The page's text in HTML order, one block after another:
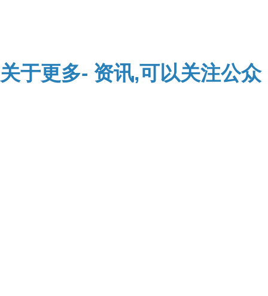
关于更多- 资讯,可以关注公众